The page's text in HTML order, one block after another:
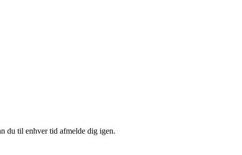
du til enhver tid afmelde dig igen.